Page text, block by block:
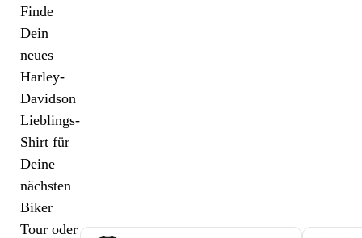
Finde
Dein
neues
Harley-
Davidson
Lieblings-
Shirt für
Deine
nächsten
Biker
Tour oder